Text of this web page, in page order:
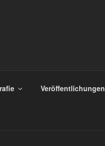
Veröffentlichungen